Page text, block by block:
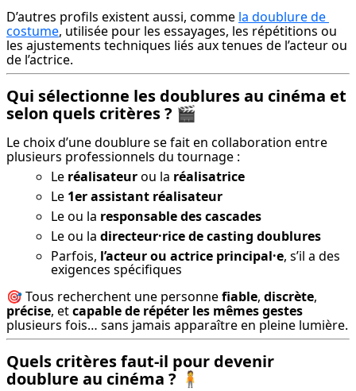
D’autres profils existent aussi, comme la doublure de
costume, utilisée pour les essayages, les répétitions ou
les ajustements techniques liés aux tenues de l’acteur ou
de l’actrice.
Qui sélectionne les doublures au cinéma et
selon quels critères ? 🎬
Le choix d’une doublure se fait en collaboration entre
plusieurs professionnels du tournage :
Le réalisateurou la réalisatrice
Le 1er assistant réalisateur
Le ou la responsable des cascades
Le ou la directeur·rice de casting doublures
Parfois, l’acteur ou actrice principal·e, s’il a des
exigences spécifiques
🎯 Tous recherchent une personne fiable, discrète
précise, et capable de répéter les mêmes gestes
plusieurs fois… sans jamais apparaître en pleine lumière.
Quels critères faut-il pour devenir
doublure au cinéma ? 🧍